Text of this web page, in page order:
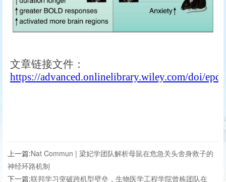
文章链接文件：
https://advanced.onlinelibrary.wiley.com/doi/
上一篇:Nat Commun | 梁妃学团队解析母鼠在危急关头舍身救子的
神经环路机制
下一篇:联邦学习突破跨机型壁垒，生物医学工程学院曾栋团队在